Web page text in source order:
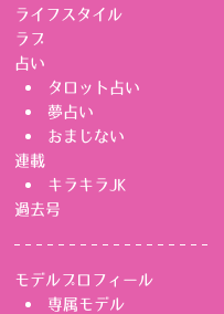
ライフスタイル
ラブ
占い
タロット占い
夢占い
おまじない
連載
キラキラJK
過去号
モデルプロフィール
専属モデル